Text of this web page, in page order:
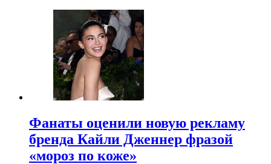
Фанаты оценили новую рекламу
бренда Кайли Дженнер фразой
«мороз по коже»